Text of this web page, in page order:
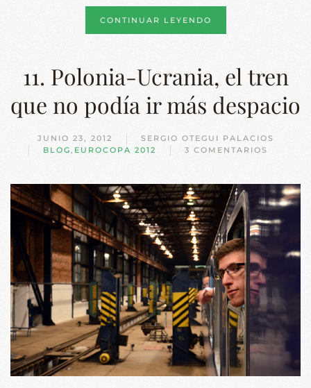
CONTINUAR LEYENDO
11. Polonia-Ucrania, el tren
que no podía ir más despacio
JUNIO 23, 2012
SERGIO OTEGUI PALACIOS
BLOG, EUROCOPA 2012 3 COMENTARIOS
EN
UCRANIA,
EL
TREN
QUE
NO
PODÍA
IR
MÁS
DESPACIO